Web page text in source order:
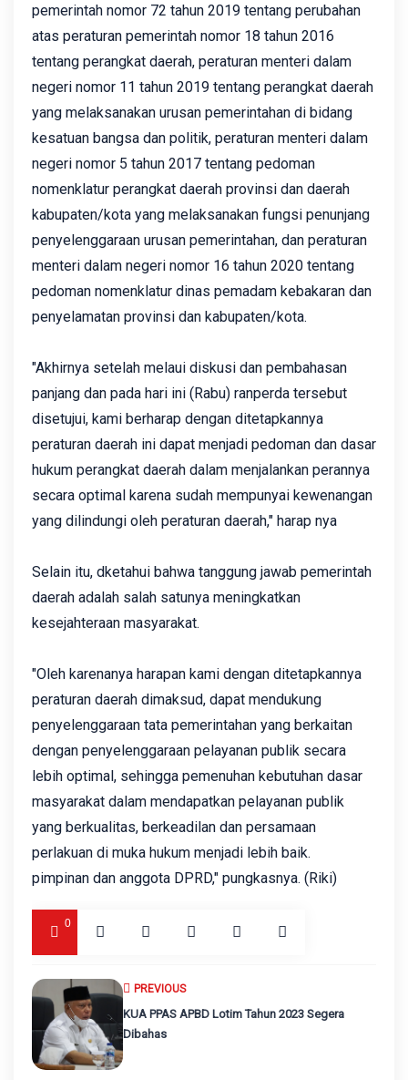
pemerintah nomor 72 tahun 2019 tentang perubahan
atas peraturan pemerintah nomor 18 tahun 2016
tentang perangkat daerah, peraturan menteri dalam
negeri nomor 11 tahun 2019 tentang perangkat daerah
yang melaksanakan urusan pemerintahan di bidang
kesatuan bangsa dan politik, peraturan menteri dalam
negeri nomor 5 tahun 2017 tentang pedoman
nomenklatur perangkat daerah provinsi dan daerah
kabupaten/kota yang melaksanakan fungsi penunjang
penyelenggaraan urusan pemerintahan, dan peraturan
menteri dalam negeri nomor 16 tahun 2020 tentang
pedoman nomenklatur dinas pemadam kebakaran dan
penyelamatan provinsi dan kabupaten/kota.
"Akhirnya setelah melaui diskusi dan pembahasan
panjang dan pada hari ini (Rabu) ranperda tersebut
disetujui, kami berharap dengan ditetapkannya
peraturan daerah ini dapat menjadi pedoman dan dasar
hukum perangkat daerah dalam menjalankan perannya
secara optimal karena sudah mempunyai kewenangan
yang dilindungi oleh peraturan daerah," harap nya
Selain itu, dketahui bahwa tanggung jawab pemerintah
daerah adalah salah satunya meningkatkan
kesejahteraan masyarakat.
"Oleh karenanya harapan kami dengan ditetapkannya
peraturan daerah dimaksud, dapat mendukung
penyelenggaraan tata pemerintahan yang berkaitan
dengan penyelenggaraan pelayanan publik secara
lebih optimal, sehingga pemenuhan kebutuhan dasar
masyarakat dalam mendapatkan pelayanan publik
yang berkualitas, berkeadilan dan persamaan
perlakuan di muka hukum menjadi lebih baik.
pimpinan dan anggota DPRD," pungkasnya. (Riki)
0
PREVIOUS
KUA PPAS APBD Lotim Tahun 2023 Segera
Dibahas